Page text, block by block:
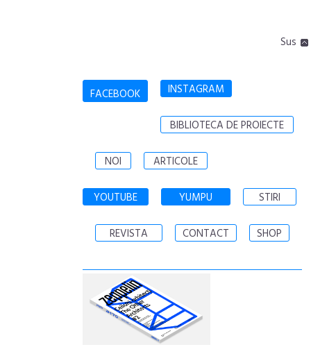
Sus
FACEBOOK INSTAGRAM
BIBLIOTECA DE PROIECTE
NOI ARTICOLE
YOUTUBE YUMPU STIRI
REVISTA CONTACT SHOP